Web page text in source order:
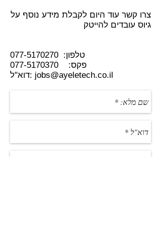
צרו קשר עוד היום לקבלת מידע נוסף על
גיוס עובדים להייטק
טלפון: 077-5170270
פקס: 077-5170370
דוא"ל: jobs@ayeletech.co.il